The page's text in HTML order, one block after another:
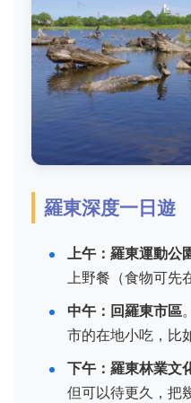
羅東深度一日遊
上午：羅東運動公
上野餐（食物可先
中午：回羅東市區
市的在地小吃，比
下午：羅東林業文
但可以待更久，把